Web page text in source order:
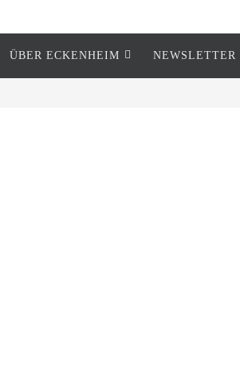
ÜBER ECKENHEIM NEWSLETTER